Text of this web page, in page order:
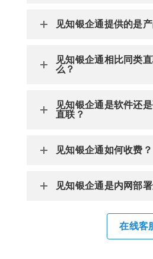
见知银企通提供的是
见知银企通相比同类
么？
见知银企通是软件还
直联？
见知银企通如何收费？
见知银企通是内网部
在线客